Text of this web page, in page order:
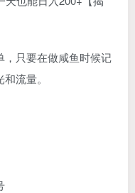
，只要在做咸鱼时候记
流量。